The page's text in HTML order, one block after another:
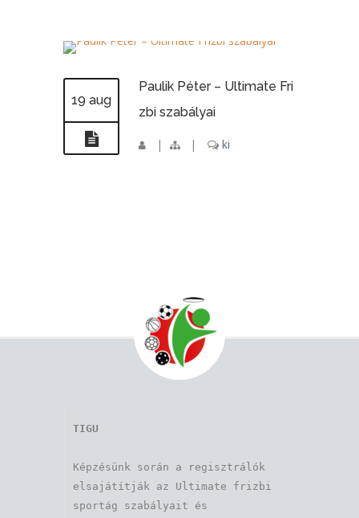
19 aug
Paulik Péter – Ultimate Fri
zbi szabályai
| | ki
TIGU
Képzésünk során a regisztrálók
elsajátítják az Ultimate frizbi
sportág szabályait és